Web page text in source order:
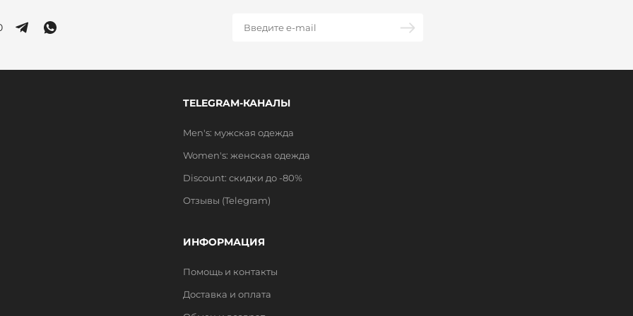
TELEGRAM-КАНАЛЫ
Men's: мужская одежда
Women's: женская одежда
Discount: скидки до -80%
Отзывы (Telegram)
ИНФОРМАЦИЯ
Помощь и контакты
Доставка и оплата